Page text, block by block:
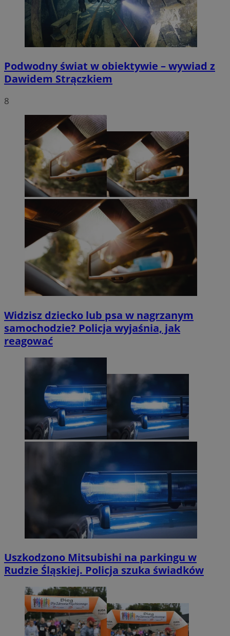
Podwodny świat w obiektywie – wywiad z
Dawidem Strączkiem
8
Widzisz dziecko lub psa w nagrzanym
samochodzie? Policja wyjaśnia, jak
reagować
Uszkodzono Mitsubishi na parkingu w
Rudzie Śląskiej. Policja szuka świadków